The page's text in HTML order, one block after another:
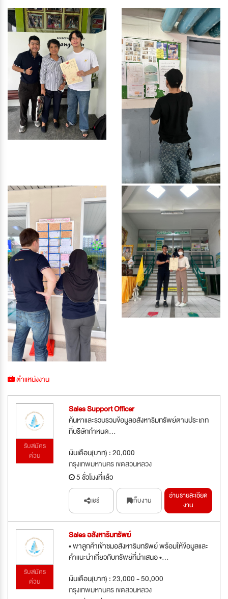
ตำแหน่งงาน
รับสมัคร
ด่วน
Sales Support Officer
ค้นหาและรวบรวมข้อมูลอสังหาริมทรัพย์ตามประเภท
ที่บริษัทกำหนด...
เงินเดือน(บาท) : 20,000
กรุงเทพมหานคร เขตสวนหลวง
5 ชั่วโมงที่แล้ว
แชร์ เก็บงาน
อ่านรายละเอียด
งาน
รับสมัคร
ด่วน
Sales อสังหาริมทรัพย์
• พาลูกค้าเข้าชมอสังหาริมทรัพย์ พร้อมให้ข้อมูลและ
คำแนะนำเกี่ยวกับทรัพย์ที่นำเสนอ •...
เงินเดือน(บาท) : 23,000 - 50,000
กรุงเทพมหานคร เขตสวนหลวง